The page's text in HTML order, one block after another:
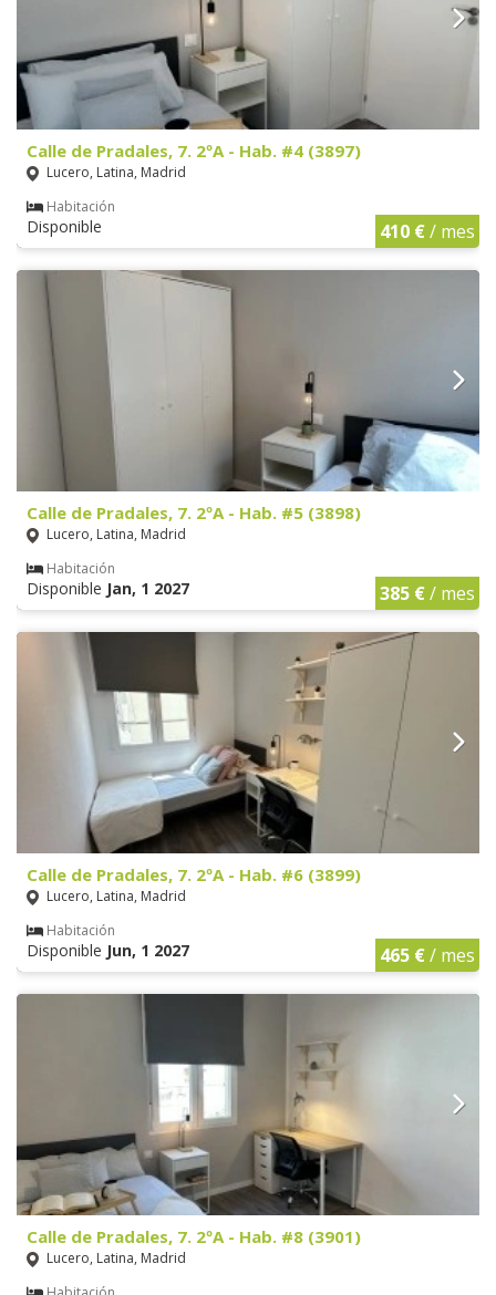
Calle de Pradales, 7. 2ºA - Hab. #4 (3897)
Lucero, Latina, Madrid
Habitación
Disponible 410 €/ mes
Calle de Pradales, 7. 2ºA - Hab. #5 (3898)
Lucero, Latina, Madrid
Habitación
Disponible Jan, 1 2027 385 €/ mes
Calle de Pradales, 7. 2ºA - Hab. #6 (3899)
Lucero, Latina, Madrid
Habitación
Disponible Jun, 1 2027 465 €/ mes
Calle de Pradales, 7. 2ºA - Hab. #8 (3901)
Lucero, Latina, Madrid